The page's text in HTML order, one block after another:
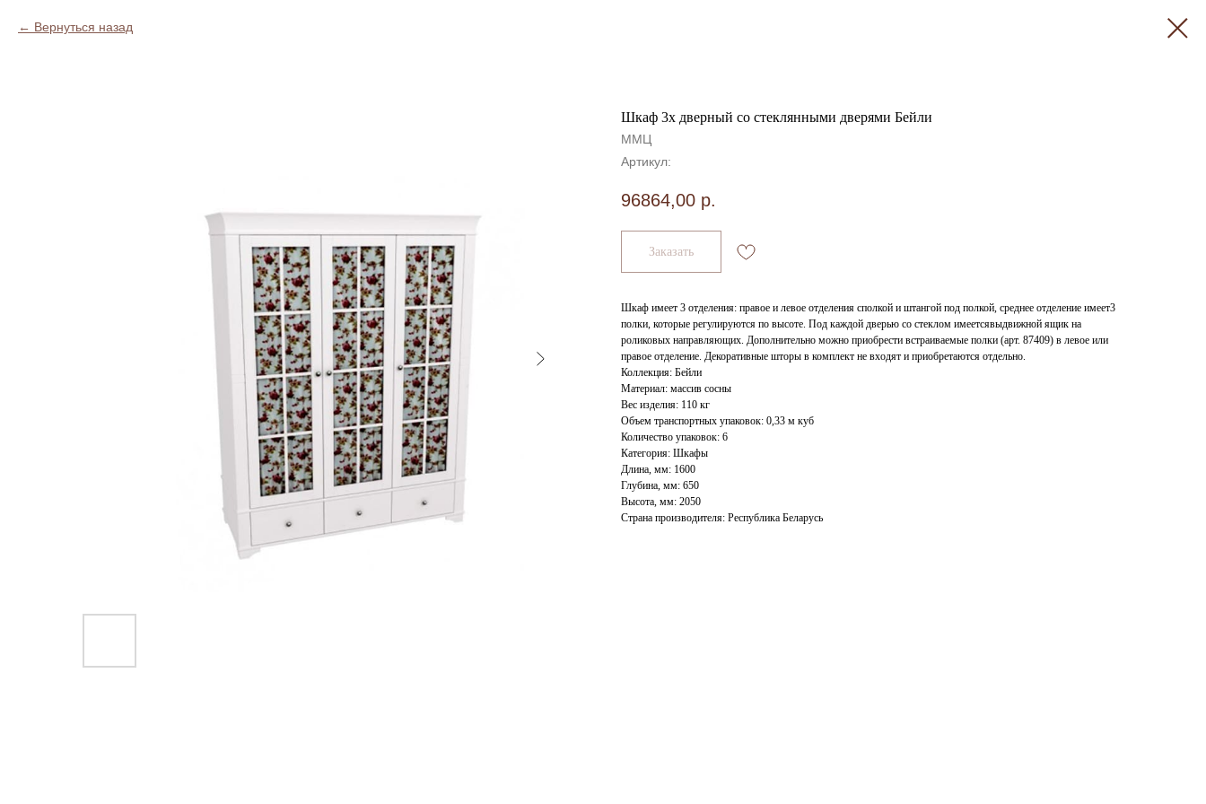
Вернуться назад
Шкаф 3х дверный со стеклянными дверями Бейли
ММЦ
Артикул:
96864,00 р.
Заказать
Шкаф имеет 3 отделения: правое и левое отделения сполкой и штангой под полкой, среднее отделение имеет3
полки, которые регулируются по высоте. Под каждой дверью со стеклом имеетсявыдвижной ящик на
роликовых направляющих. Дополнительно можно приобрести встраиваемые полки (арт. 87409) в левое или
правое отделение. Декоративные шторы в комплект не входят и приобретаются отдельно.
Коллекция: Бейли
Материал: массив сосны
Вес изделия: 110 кг
Объем транспортных упаковок: 0,33 м куб
Количество упаковок: 6
Категория: Шкафы
Длина, мм: 1600
Глубина, мм: 650
Высота, мм: 2050
Страна производителя: Республика Беларусь